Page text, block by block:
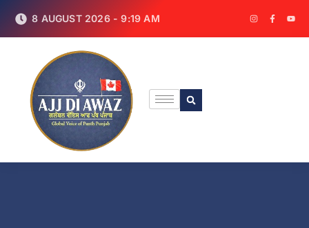
8 AUGUST 2026 - 9:19 AM